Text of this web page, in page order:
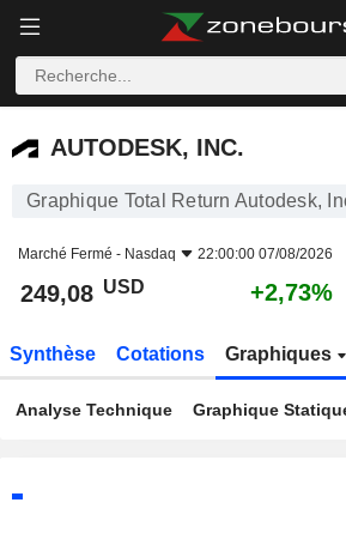
AUTODESK, INC.
AUTODESK, INC.
Graphique Total Return Autodesk,
Marché Fermé - Nasdaq 22:00:00 07/08/2026
249,08 USD +2,73%
Synthèse Cotations Graphiques
Analyse Technique Graphique